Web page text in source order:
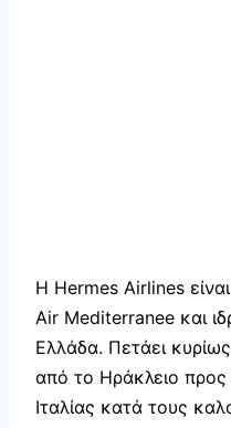
Η Hermes Airlines
Air Mediterranee και
Ελλάδα. Πετάει
από το Ηράκλειο προς
Ιταλίας κατά τους